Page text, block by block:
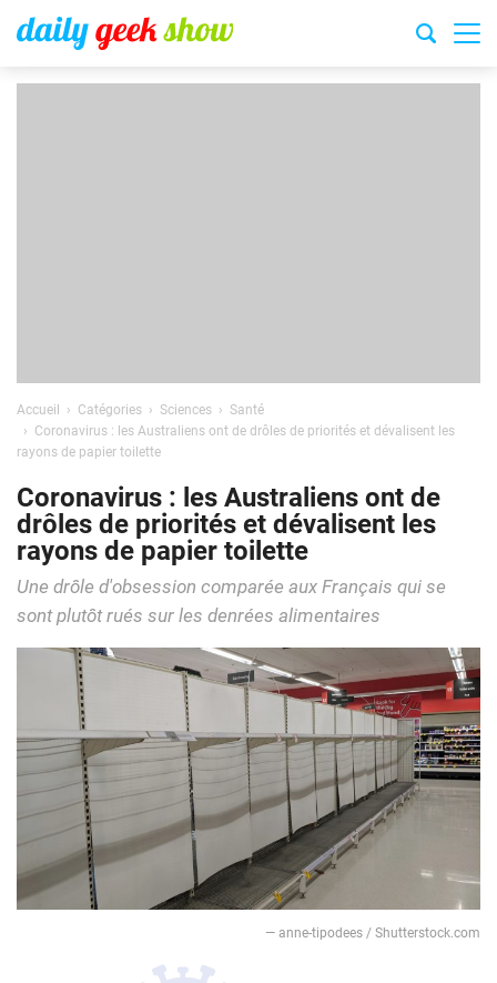
Accueil Catégories Sciences
Santé
Coronavirus : les Australiens ont de drôles de priorités et dévalisent les
rayons de papier toilette
Coronavirus : les Australiens ont de
drôles de priorités et dévalisent les
rayons de papier toilette
Une drôle d'obsession comparée aux Français qui se
sont plutôt rués sur les denrées alimentaires
— anne-tipodees / Shutterstock.com